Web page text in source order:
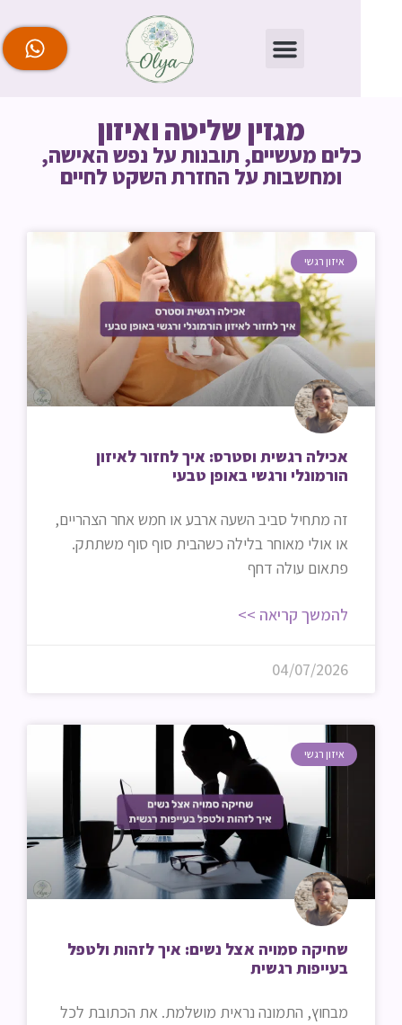
מגזין שליטה ואיזון
כלים מעשיים, תובנות על נפש האישה,
ומחשבות על החזרת השקט לחיים
איזון רגשי
אכילה רגשית וסטרס: איך לחזור לאיזון
הורמונלי ורגשי באופן טבעי
זה מתחיל סביב השעה ארבע או חמש אחר הצהריים,
או אולי מאוחר בלילה כשהבית סוף סוף משתתק.
פתאום עולה דחף
להמשך קריאה >>
04/07/2026
איזון רגשי
שחיקה סמויה אצל נשים: איך לזהות ולטפל
בעייפות רגשית
מבחוץ, התמונה נראית מושלמת. את הכתובת לכל